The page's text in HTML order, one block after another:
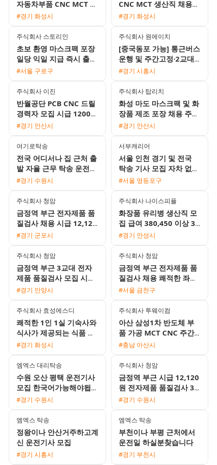
자동차부품 CNC MCT 생
산직 채용
#경기 화성시
CNC MCT 생산직 채용
(월 400만원 이상 / 기숙
#경기 화성시
주식회사 스토리인
초보 환영 마스크팩 포장
일당 익일 지급 즉시 출근
가능
#서울 구로구
주식회사 원에이치
[중국동포 가능] 통근버스
운행 및 주간고정·2교대
맞춤 일자리 채용
#경기 시흥시
주식회사 이진
반월공단 PCB CNC 드릴
경력자 모집 시급 12000
원 및 일 교통비 지원 정
#경기 안산시
주식회사 탑리치
화성 마도 마스크팩 및 화
장품 제조 포장 채용 주5
일 주간고정 잔업없음 통
#경기 안산시
여기로탁송
전국 어디서나 집 근처 출
발 자율 근무 탁송 운전기
사 모집 초보 및 외국인
#경기 수원시
서부캐리어
서울 인천 경기 및 전국
탁송 기사 모집 자차 없이
자유롭게 근무하세요
#서울 영등포구
주식회사 청암
금정역 부근 전자제품 품
질검사 채용 시급 12,120
원 주급 가능 및 좌식근무
#경기 군포시
주식회사 나이스피플
화장품 유리병 생산직 모
집 급여 380,450 이상 3
조2교대 검사 포장 QC 외
#경기 안성시
주식회사 청암
금정역 부근 3교대 전자
제품 품질검사 모집 시급
12,120원 및 주급 가능
#경기 안양시
주식회사 청암
금정역 부근 전자제품 품
질검사 채용 쾌적한 좌식
근무 및 주급 가능
#서울 금천구
주식회사 효성에스디
쾌적한 1인 1실 기숙사와
식사가 제공되는 식품 포
장지 생산 사원 모집
#경기 화성시
주식회사 투웨이컴
아산 삼성1차 반도체 부
품 가공 MCT CNC 주간
및 2교대 모집 무료 기숙
#충남 아산시
엠엑스 대리탁송
수원 오산 평택 운전기사
모집 한국어가능해야됩니
다
#경기 수원시
주식회사 청암
금정역 부근 시급 12,120
원 전자제품 품질검사 3
교대 사원 모집 쾌적한 좌
#경기 수원시
엠엑스 탁송
정왕이나 안산거주하고계
신 운전기사 모집
#경기 시흥시
엠엑스 탁송
부천이나 부평 근처에서
운전일 하실분찾습니다
#경기 부천시